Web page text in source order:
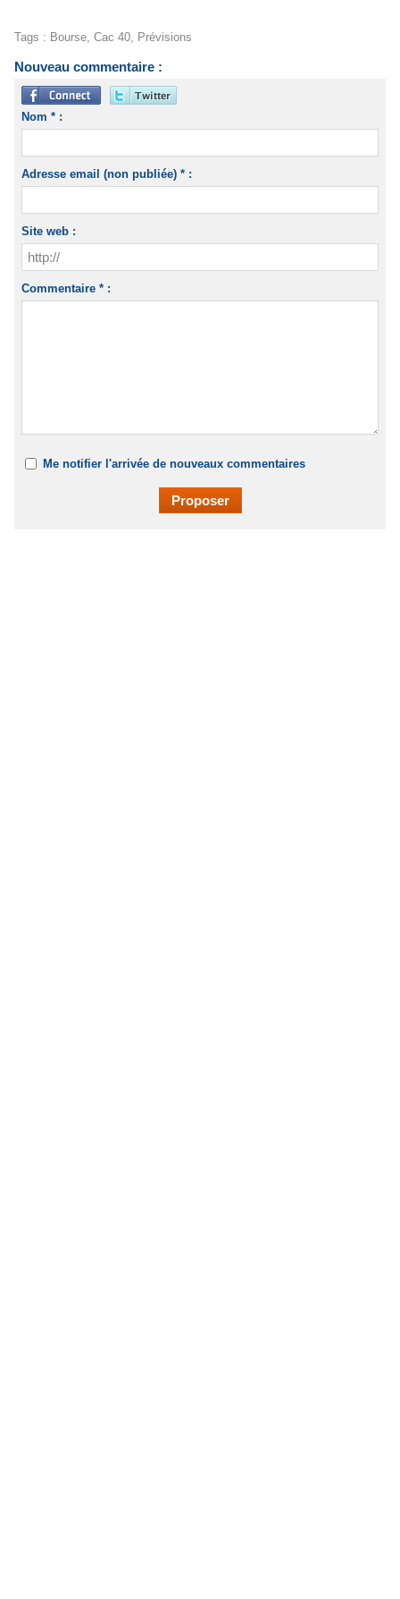
Tags : Bourse, Cac 40, Prévisions
Nouveau commentaire :
Nom * :
Adresse email (non publiée) * :
Site web :
Commentaire * :
Me notifier l'arrivée de nouveaux commentaires